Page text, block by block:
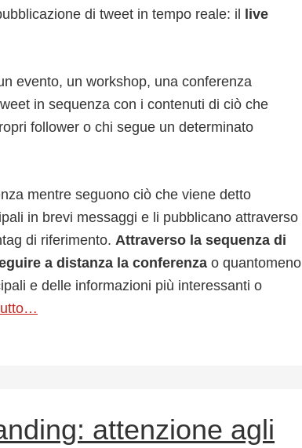
di tweet in tempo reale: il
live
evento, un workshop, una conferenza
in sequenza con i contenuti di ciò che
follower o chi segue un determinato
mentre seguono ciò che viene detto
in brevi messaggi e li pubblicano attraverso
di riferimento. Attraverso la sequenza di
a distanza la conferenza o quantomeno
e delle informazioni più interessanti o
attenzione agli